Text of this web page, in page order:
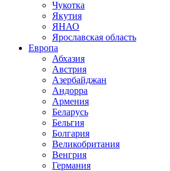
Чукотка
Якутия
ЯНАО
Ярославская область
Европа
Абхазия
Австрия
Азербайджан
Андорра
Армения
Беларусь
Бельгия
Болгария
Великобритания
Венгрия
Германия